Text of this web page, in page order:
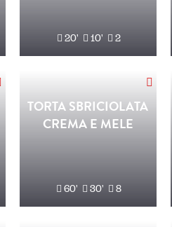
20' 10' 2
TORTA SBRICIOLATA
CREMA E MELE
60' 30' 8